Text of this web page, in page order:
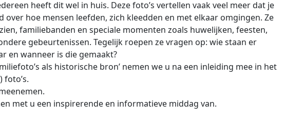
heeft dit wel in huis. Deze foto’s vertellen vaak veel meer dat je
over hoe mensen leefden, zich kleedden en met elkaar omgingen. Ze
familiebanden en speciale momenten zoals huwelijken, feesten,
gebeurtenissen. Tegelijk roepen ze vragen op: wie staan er
en wanneer is die gemaakt?
als historische bron’ nemen we u na een inleiding mee in het
met u een inspirerende en informatieve middag van.